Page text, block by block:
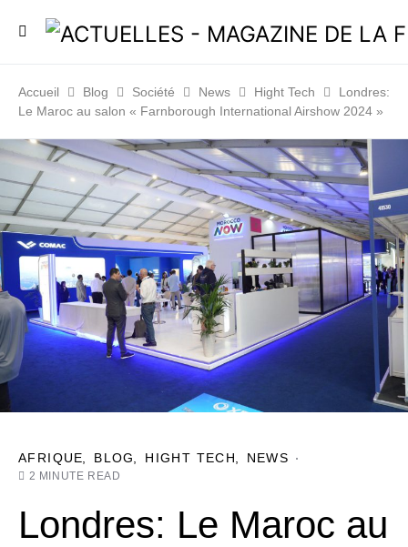
Accueil Blog Société News Hight Tech
Londres:
Le Maroc au salon « Farnborough International Airshow 2024 »
AFRIQUE BLOG HIGHT TECH NEWS
2 MINUTE READ
Londres: Le Maroc au